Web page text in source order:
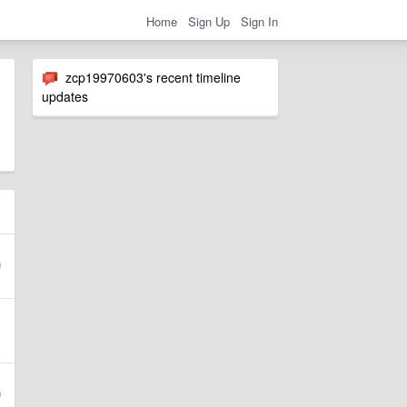
Home Sign Up Sign In
zcp19970603's recent timeline
updates